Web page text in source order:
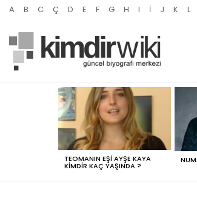
A B C Ç D E F G H I İ J K L
MOST
VIEWED
STORIES
TEOMANIN EŞI AYŞE KAYA
KIMDIR KAÇ YAŞINDA ?